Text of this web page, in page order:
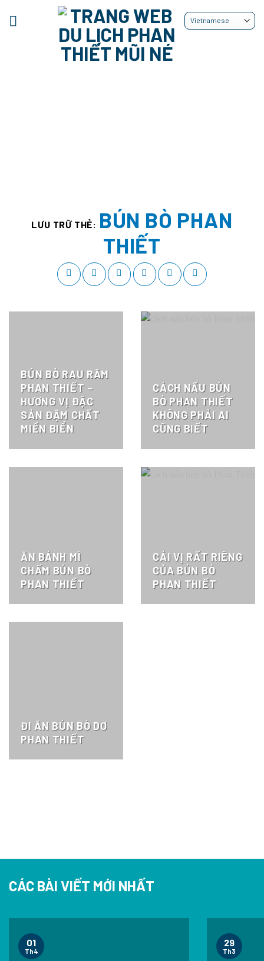
LƯU TRỮ THẺ: BÚN BÒ PHAN
THIẾT
BÚN BÒ RAU RĂM
PHAN THIẾT –
HƯƠNG VỊ ĐẶC
SẢN ĐẬM CHẤT
MIỀN BIỂN
CÁCH NẤU BÚN
BÒ PHAN THIẾT
KHÔNG PHẢI AI
CŨNG BIẾT
ĂN BÁNH MÌ
CHẤM BÚN BÒ
PHAN THIẾT
CÁI VỊ RẤT RIÊNG
CỦA BÚN BÒ
PHAN THIẾT
ĐI ĂN BÚN BÒ DƠ
PHAN THIẾT
CÁC BÀI VIẾT MỚI NHẤT
01
Th4
29
Th3